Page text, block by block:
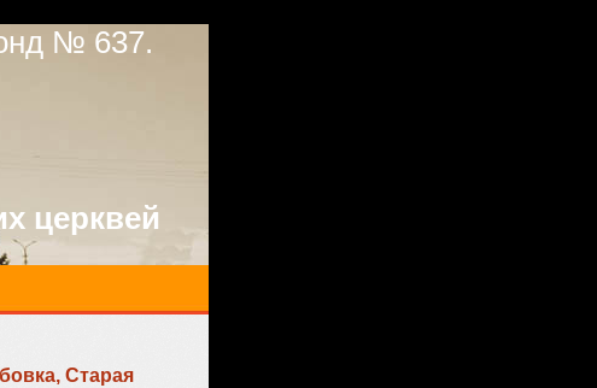
№ 637.
церквей
Старая